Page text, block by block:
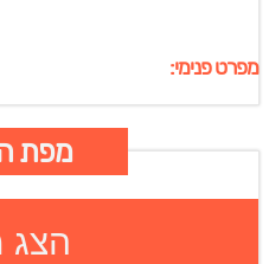
מפרט פנימי:
מפת
הצג